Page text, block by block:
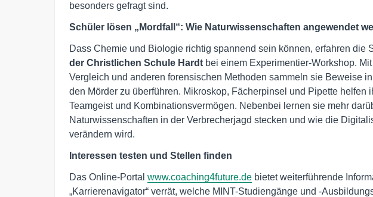
besonders gefragt sind.
Schüler lösen „Mordfall“: Wie Naturwissenschaften angewendet
Dass Chemie und Biologie richtig spannend sein können, erfahren die
der Christlichen Schule Hardt bei einem Experimentier-Workshop.
Vergleich und anderen forensischen Methoden sammeln sie Beweise
den Mörder zu überführen. Mikroskop, Fächerpinsel und Pipette helfen
Teamgeist und Kombinationsvermögen. Nebenbei lernen sie mehr
Naturwissenschaf­ten in der Verbrecherjagd stecken und wie die
verändern wird.
Interessen testen und Stellen finden
Das Online-Portal www.coaching4future.de bietet weiterführende
„Karrierenavigator“ verrät, welche MINT-Studiengänge und -